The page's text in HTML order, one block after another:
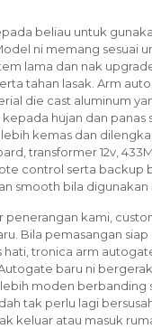
beliau untuk
ni memang sesuai
lama dan nak
tahan lasak. Arm
die cast aluminum
hujan dan panas
kemas dan
transformer 12v,
control serta backup
smooth bila digunakan
penerangan kami,
Bila pemasangan siap
hati, tronica arm
baru ni
moden berbanding
tak perlu lagi
keluar atau masuk